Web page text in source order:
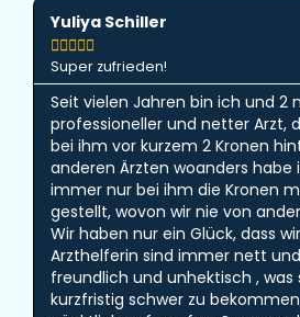
Yuliya Schiller

Super zufrieden!
Seit vielen Jahren bin ich und 2
professioneller und netter Arzt,
bei ihm vor kurzem 2 Kronen
anderen Ärzten woanders
immer nur bei ihm die Kronen
gestellt, wovon wir nie von
Wir haben nur ein Glück, dass
Arzthelferin sind immer nett
freundlich und unhektisch ,
kurzfristig schwer zu